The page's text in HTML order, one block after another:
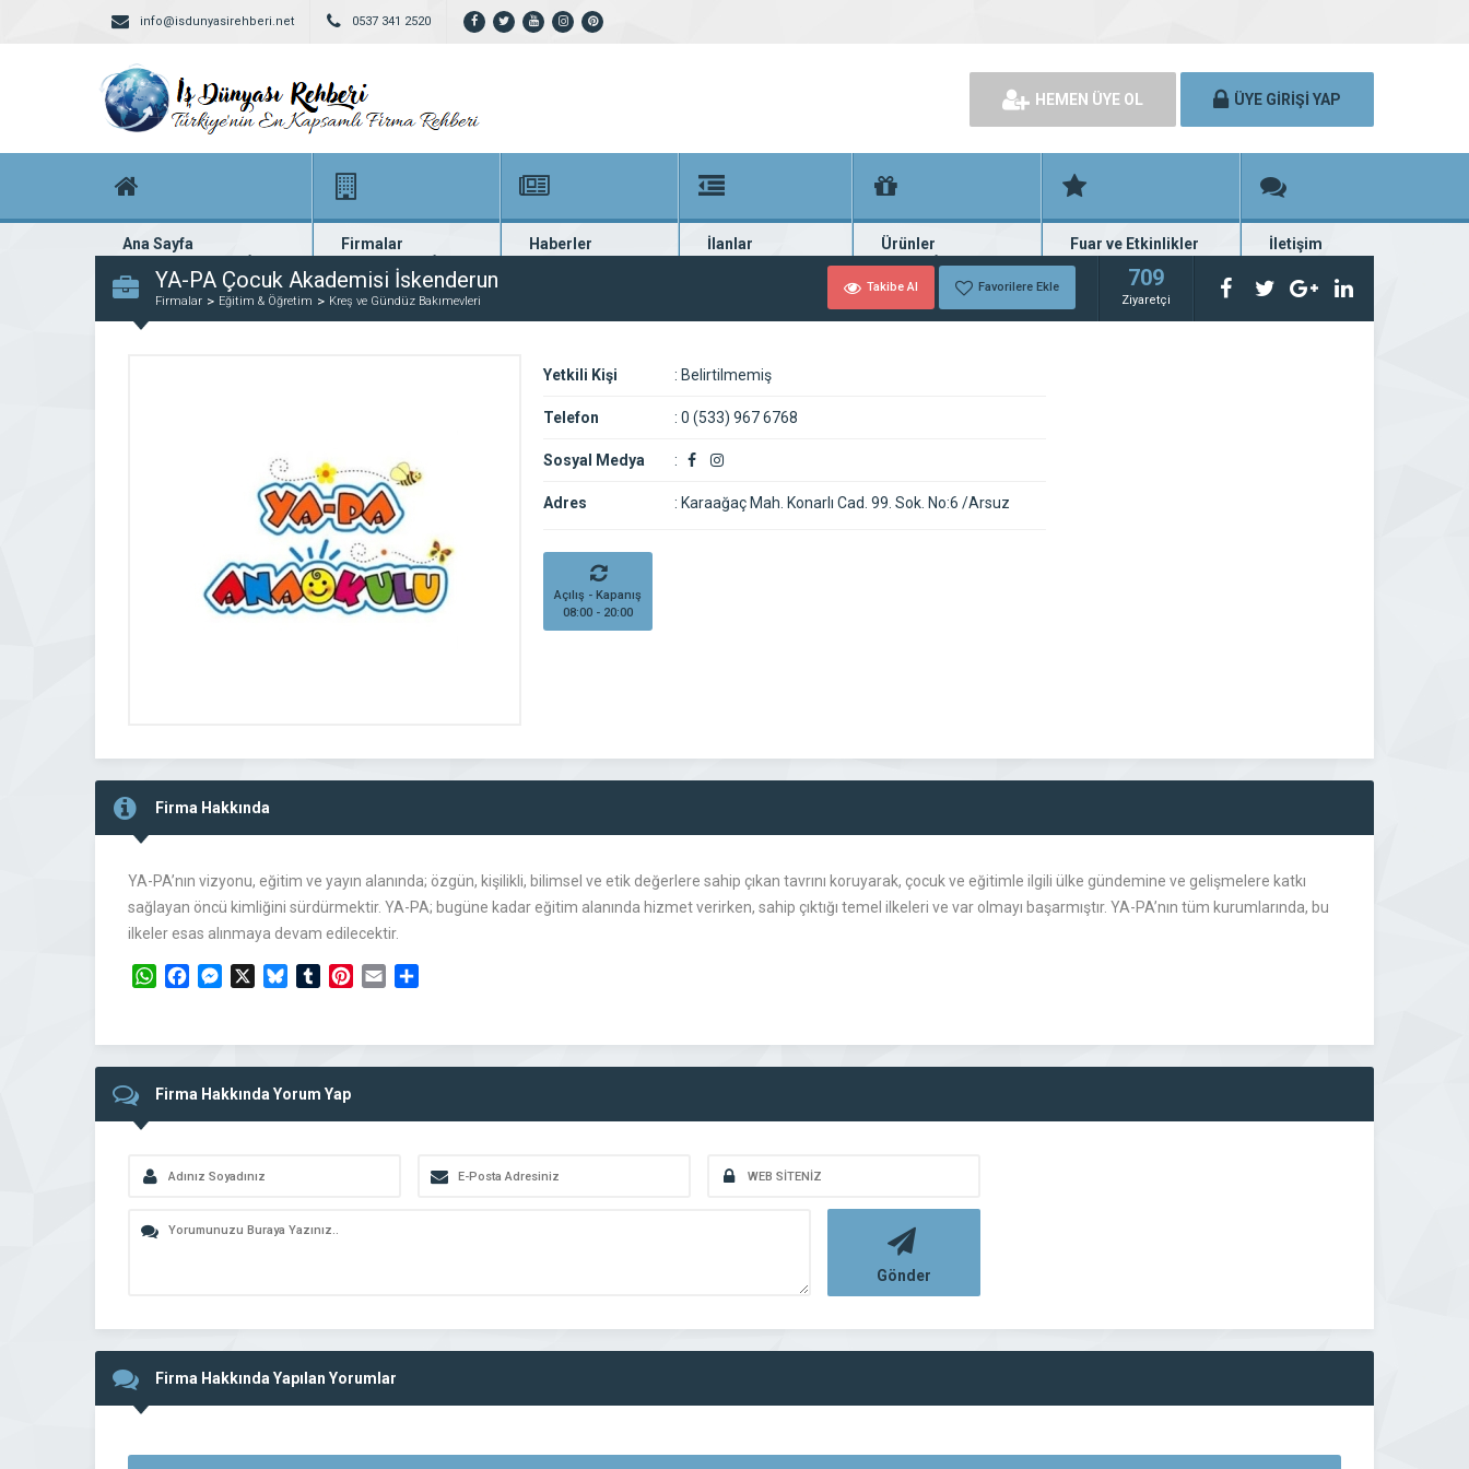
info@isdunyasirehberi.net 0537 341 2520
HEMEN ÜYE OL ÜYE GİRİŞİ YAP
Ana Sayfa
Firma rehberi ana sayfanız
Firmalar
Yüzlerce kayıtlı firma
Haberler
En güncel haberler
İlanlar
Güncel seri ilanlar
Ürünler
Binlerce firma ürünü
Fuar ve Etkinlikler
Fuar ve etkinlik planları
İletişim
Bize ulaşın
YA-PA Çocuk Akademisi İskenderun
Firmalar Eğitim & Öğretim Kreş ve Gündüz Bakımevleri
Takibe Al Favorilere Ekle 709
Ziyaretçi
Yetkili Kişi : Belirtilmemiş
Telefon : 0 (533) 967 6768
Sosyal Medya :
Adres : Karaağaç Mah. Konarlı Cad. 99. Sok. No:6 /Arsuz
Açılış - Kapanış
08:00 - 20:00
Firma Hakkında
YA-PA’nın vizyonu, eğitim ve yayın alanında; özgün, kişilikli, bilimsel ve etik değerlere sahip çıkan tavrını koruyarak, çocuk ve eğitimle ilgili ülke gündemine ve gelişmelere katkı
sağlayan öncü kimliğini sürdürmektir. YA-PA; bugüne kadar eğitim alanında hizmet verirken, sahip çıktığı temel ilkeleri ve var olmayı başarmıştır. YA-PA’nın tüm kurumlarında, bu
ilkeler esas alınmaya devam edilecektir.
WhatsAppFacebookMessengerBlueskyTumblrPinterest
Email
Firma Hakkında Yorum Yap
Gönder
Firma Hakkında Yapılan Yorumlar